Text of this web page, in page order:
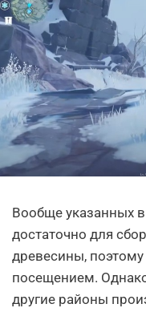
Вообще указанных
достаточно для
древесины,
посещением.
другие районы